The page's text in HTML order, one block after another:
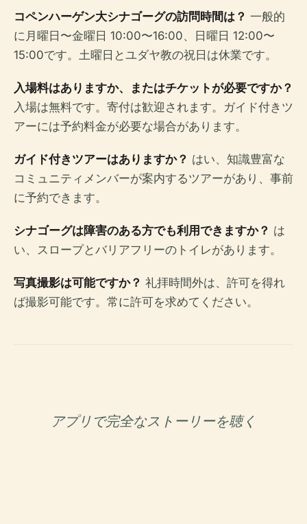
コペンハーゲン大シナゴーグの訪問時間は？ 一般的
に月曜日〜金曜日 10:00〜16:00、日曜日 12:00〜
15:00です。土曜日とユダヤ教の祝日は休業です。
入場料はありますか、またはチケットが必要ですか？
入場は無料です。寄付は歓迎されます。ガイド付きツ
アーには予約料金が必要な場合があります。
ガイド付きツアーはありますか？ はい、知識豊富な
コミュニティメンバーが案内するツアーがあり、事前
に予約できます。
シナゴーグは障害のある方でも利用できますか？ は
い、スロープとバリアフリーのトイレがあります。
写真撮影は可能ですか？ 礼拝時間外は、許可を得れ
ば撮影可能です。常に許可を求めてください。
アプリで完全なストーリーを聴く